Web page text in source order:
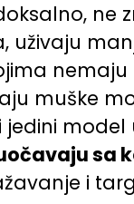
ne
uživaju
muške
sa
i